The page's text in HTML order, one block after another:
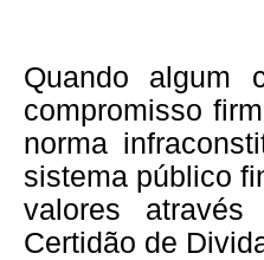
Quando algum
compromisso
norma
sistema público
valores
Certidão de